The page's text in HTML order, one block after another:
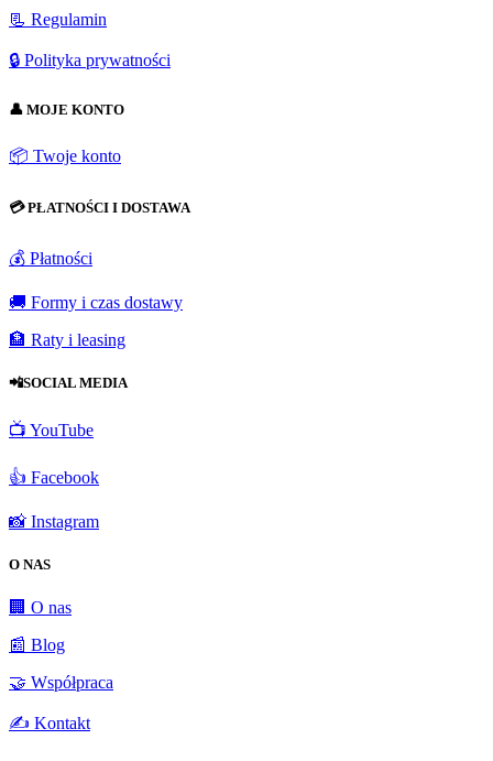
📃 Regulamin
🔒 Polityka prywatności
👤 MOJE KONTO
📦 Twoje konto
💳 PŁATNOŚCI I DOSTAWA
💰 Płatności
🚚 Formy i czas dostawy
🏦 Raty i leasing
📲SOCIAL MEDIA
📺 YouTube
👍 Facebook
📸 Instagram
O NAS
🏢 O nas
📰 Blog
🤝 Współpraca
✍️ Kontakt